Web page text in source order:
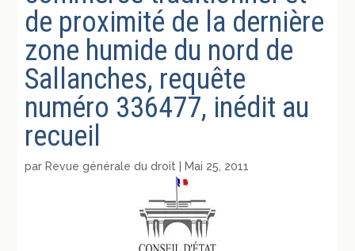
de proximité de la dernière
zone humide du nord de
Sallanches, requête
numéro 336477, inédit au
recueil
parRevue générale du droit |Mai 25, 2011